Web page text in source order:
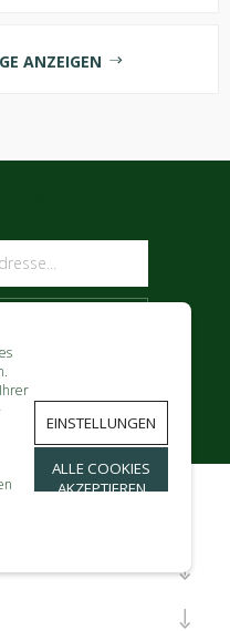
ANZEIGEN
EINSTELLUNGEN
ALLE COOKIES
AKZEPTIEREN